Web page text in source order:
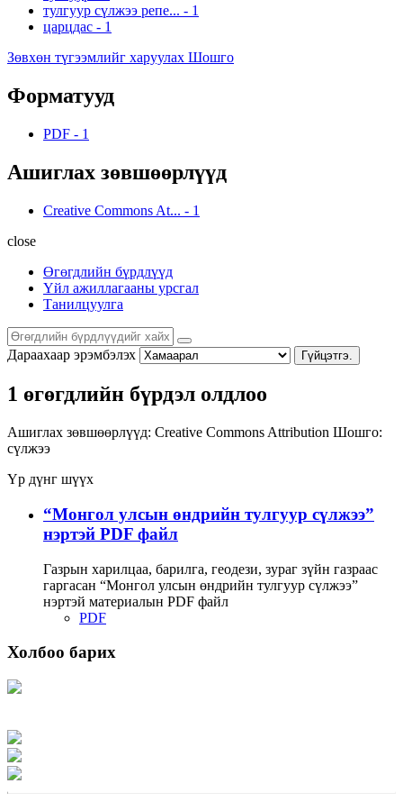
тулгуур сүлжээ репе... - 1
царцдас - 1
Зөвхөн түгээмлийг харуулах Шошго
Форматууд
PDF - 1
Ашиглах зөвшөөрлүүд
Creative Commons At... - 1
close
Өгөгдлийн бүрдлүүд
Үйл ажиллагааны урсгал
Танилцуулга
Дараахаар эрэмбэлэх Гүйцэтгэ.
1 өгөгдлийн бүрдэл олдлоо
Ашиглах зөвшөөрлүүд: Creative Commons Attribution Шошго:
сүлжээ
Үр дүнг шүүх
“Монгол улсын өндрийн тулгуур сүлжээ”
нэртэй PDF файл
Газрын харилцаа, барилга, геодези, зураг зүйн газраас
гаргасан “Монгол улсын өндрийн тулгуур сүлжээ”
нэртэй материалын PDF файл
PDF
Холбоо барих